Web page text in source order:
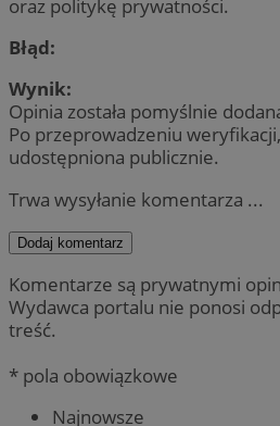
oraz politykę prywatności.
Błąd:
Wynik:
Opinia została pomyślnie
Po przeprowadzeniu
udostępniona publicznie.
Trwa wysyłanie komentarza ...
Dodaj komentarz
Komentarze są prywatnymi
Wydawca portalu nie ponosi
treść.
* pola obowiązkowe
Najnowsze